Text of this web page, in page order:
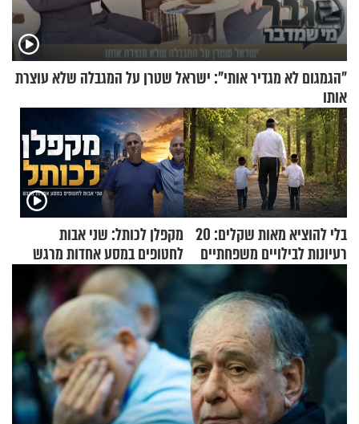
"הגמגום לא מגדיר אותי": ישראל שטרן על המגבלה שלא עוצרת
אותו
בלי להוציא מאות שקלים: 20
רעיונות לבילויים משפחתיים
מקפלן לכותל: שני אבות
לחטופים במסע אחדות מרגש